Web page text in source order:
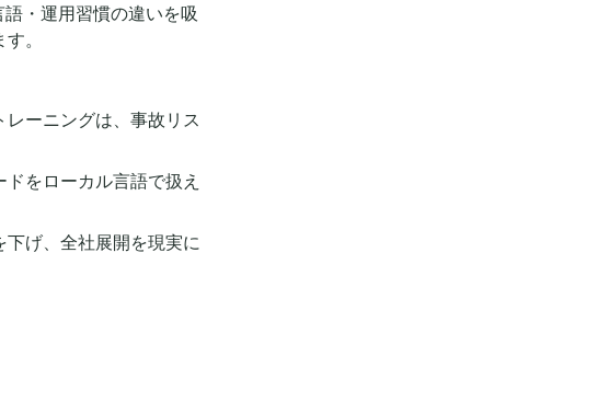
・運用習慣の違いを吸
。
ーニングは、事故リス
ドをローカル言語で扱え
げ、全社展開を現実に